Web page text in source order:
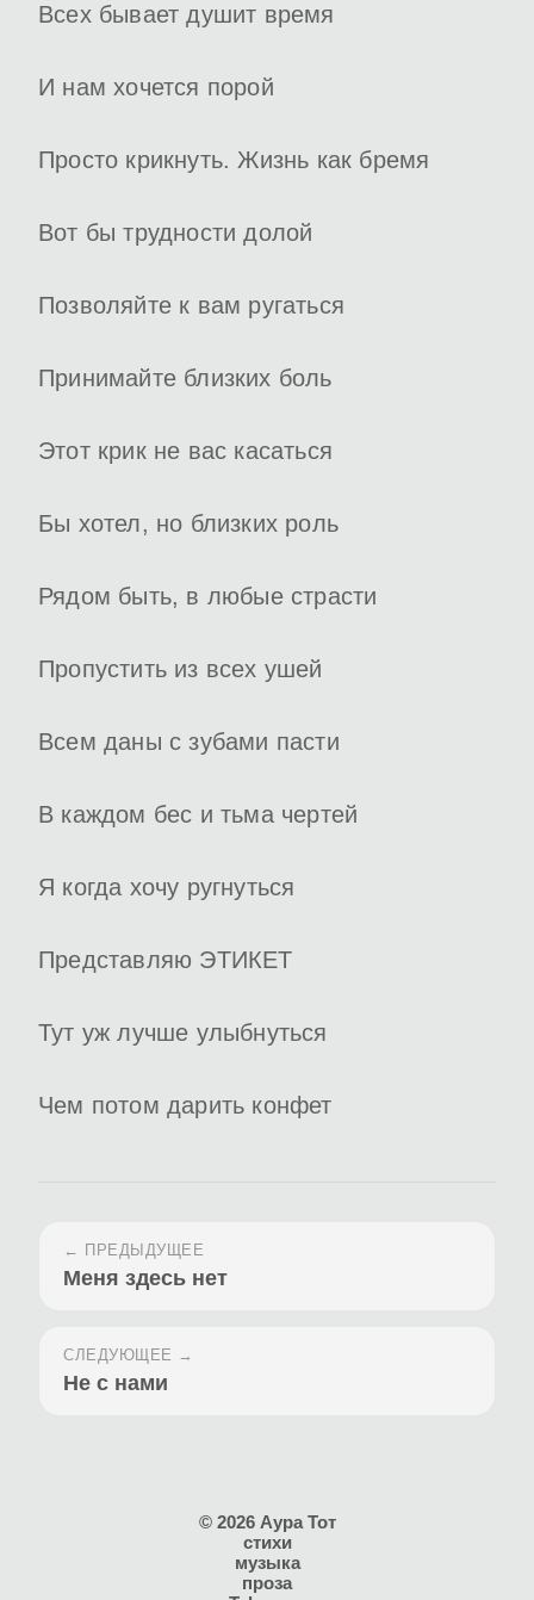
Всех бывает душит время
И нам хочется порой
Просто крикнуть. Жизнь как бремя
Вот бы трудности долой
Позволяйте к вам ругаться
Принимайте близких боль
Этот крик не вас касаться
Бы хотел, но близких роль
Рядом быть, в любые страсти
Пропустить из всех ушей
Всем даны с зубами пасти
В каждом бес и тьма чертей
Я когда хочу ругнуться
Представляю ЭТИКЕТ
Тут уж лучше улыбнуться
Чем потом дарить конфет
← ПРЕДЫДУЩЕЕ
Меня здесь нет
СЛЕДУЮЩЕЕ →
Не с нами
© 2026 Аура Тот
стихи
музыка
проза